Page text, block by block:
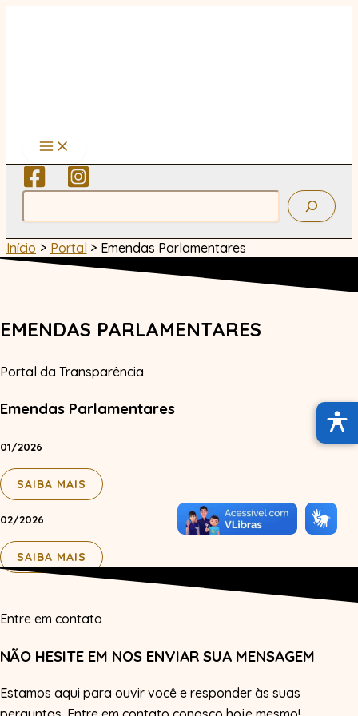
Pesquisar
Início Portal Emendas Parlamentares
EMENDAS PARLAMENTARES
Portal da Transparência
Emendas Parlamentares
01/2026
SAIBA MAIS
02/2026
SAIBA MAIS
Entre em contato
NÃO HESITE EM NOS ENVIAR SUA MENSAGEM
Estamos aqui para ouvir você e responder às suas